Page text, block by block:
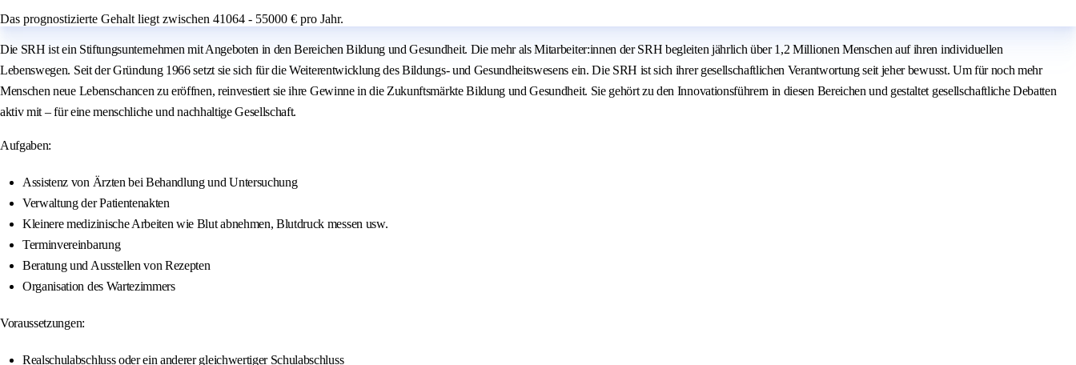
Das prognostizierte Gehalt liegt zwischen 41064 - 55000 € pro Jahr.
Die SRH ist ein Stiftungsunternehmen mit Angeboten in den Bereichen Bildung und Gesundheit. Die mehr als Mitarbeiter:innen der SRH begleiten jährlich über 1,2 Millionen Menschen auf ihren individuellen
Lebenswegen. Seit der Gründung 1966 setzt sie sich für die Weiterentwicklung des Bildungs- und Gesundheitswesens ein. Die SRH ist sich ihrer gesellschaftlichen Verantwortung seit jeher bewusst. Um für noch mehr
Menschen neue Lebenschancen zu eröffnen, reinvestiert sie ihre Gewinne in die Zukunftsmärkte Bildung und Gesundheit. Sie gehört zu den Innovationsführern in diesen Bereichen und gestaltet gesellschaftliche Debatten
aktiv mit – für eine menschliche und nachhaltige Gesellschaft.
Aufgaben:
Assistenz von Ärzten bei Behandlung und Untersuchung
Verwaltung der Patientenakten
Kleinere medizinische Arbeiten wie Blut abnehmen, Blutdruck messen usw.
Terminvereinbarung
Beratung und Ausstellen von Rezepten
Organisation des Wartezimmers
Voraussetzungen:
Realschulabschluss oder ein anderer gleichwertiger Schulabschluss